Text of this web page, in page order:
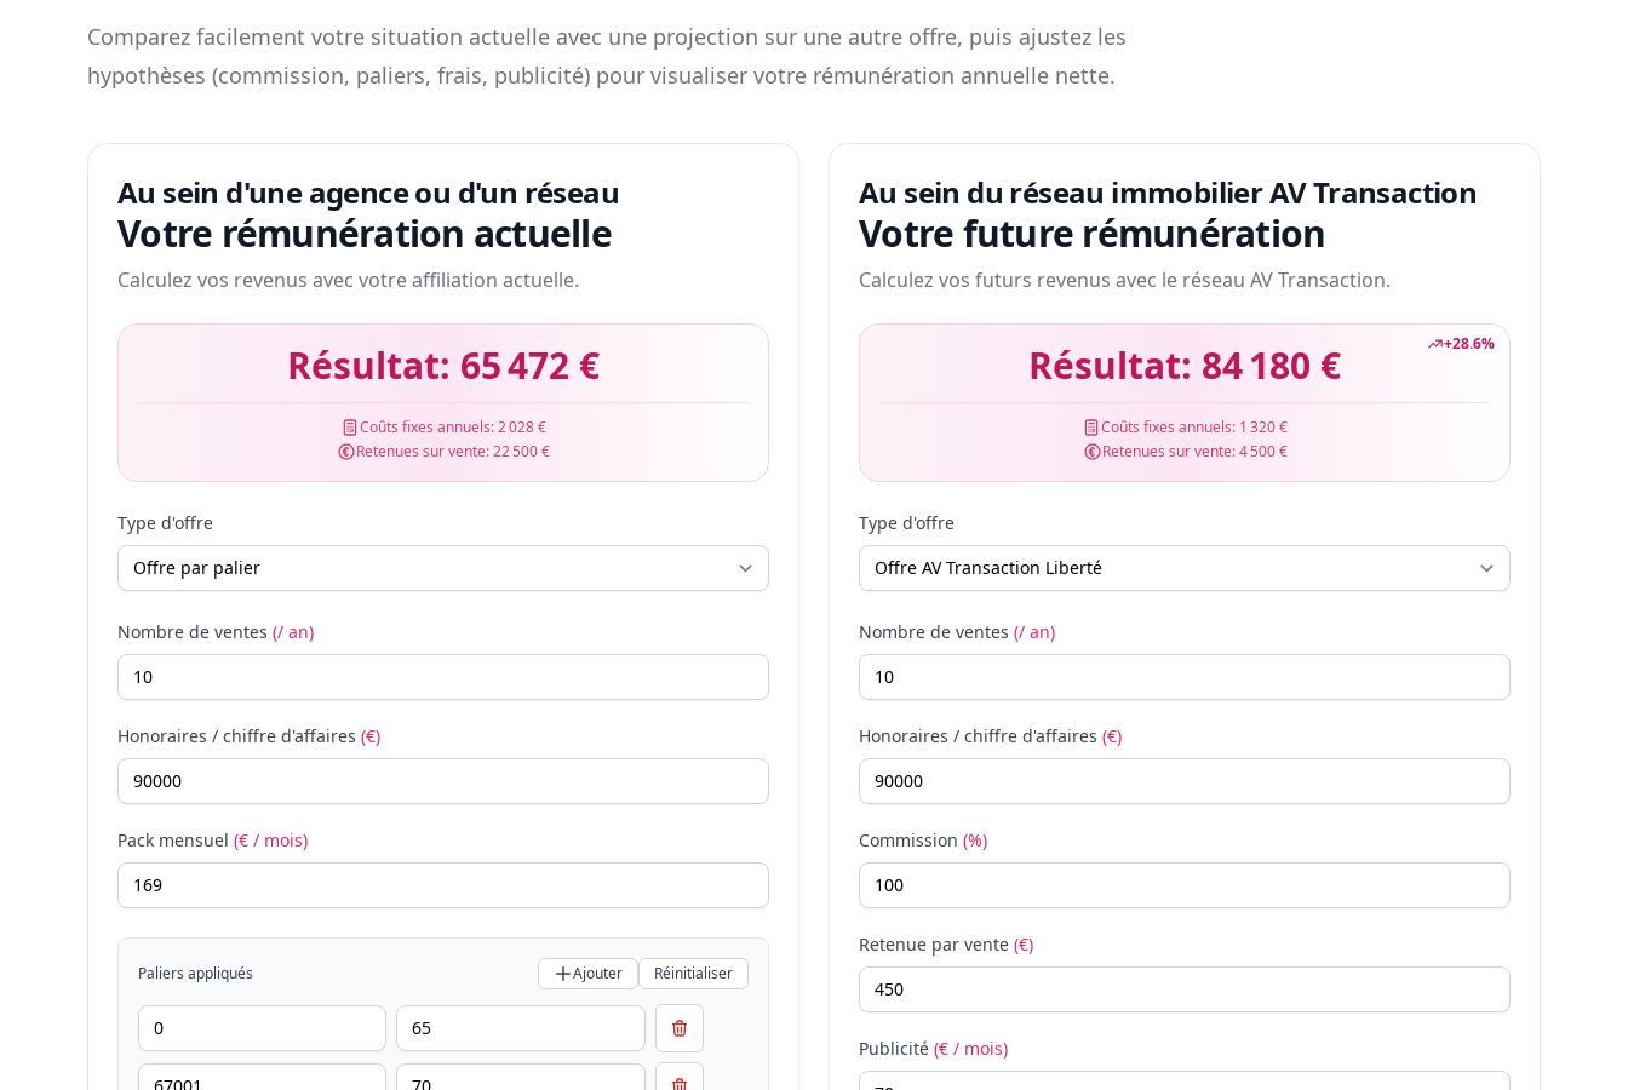
Comparez facilement votre situation actuelle avec une projection sur une autre offre, puis ajustez les
hypothèses (commission, paliers, frais, publicité) pour visualiser votre rémunération annuelle nette.
Au sein d'une agence ou d'un réseau
Votre rémunération actuelle
Calculez vos revenus avec votre affiliation actuelle.
Résultat: 65 472 €
Coûts fixes annuels:2 028 €
Retenues sur vente:22 500 €
Type d'offre
Nombre de ventes (/ an)
Honoraires / chiffre d'affaires (€)
Pack mensuel (€ / mois)
Paliers appliqués Ajouter Réinitialiser
Au sein du réseau immobilier AV Transaction
Votre future rémunération
Calculez vos futurs revenus avec le réseau AV Transaction.
+28.6%
Résultat: 84 180 €
Coûts fixes annuels: 1 320 €
Retenues sur vente:4 500 €
Type d'offre
Nombre de ventes (/ an)
Honoraires / chiffre d'affaires (€)
Commission (%)
Retenue par vente (€)
Publicité (€ / mois)